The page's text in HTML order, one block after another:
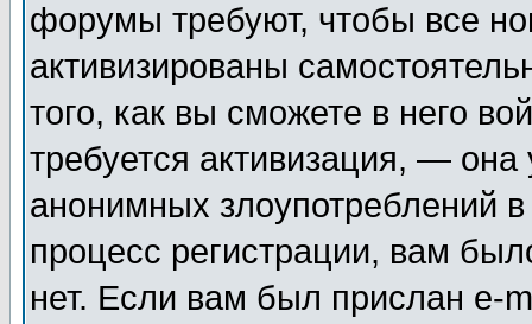
форумы требуют, чтобы все
активизированы
того, как вы сможете в него
требуется активизация, —
анонимных злоупотреблений
процесс регистрации, вам
нет. Если вам был прислан e-